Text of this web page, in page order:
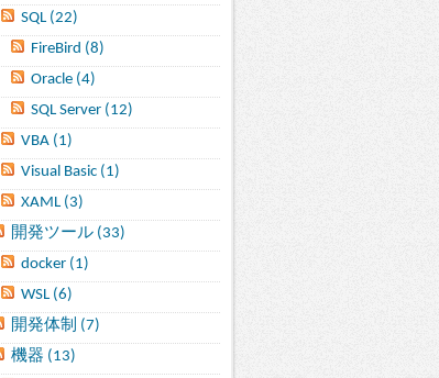
SQL (22)
FireBird (8)
Oracle (4)
SQL Server (12)
VBA (1)
Visual Basic (1)
XAML (3)
開発ツール (33)
docker (1)
WSL (6)
開発体制 (7)
機器 (13)